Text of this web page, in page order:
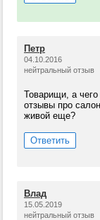
Петр
04.10.2016
нейтральный отзыв
Товарищи, а
отзывы про
живой еще?
Ответить
Влад
15.05.2019
нейтральный отзыв